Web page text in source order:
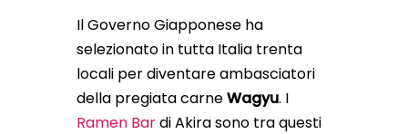
Il Governo Giapponese ha
selezionato in tutta Italia trenta
locali per diventare ambasciatori
della pregiata carneWagyu. I
Ramen Bardi Akira sono tra questi